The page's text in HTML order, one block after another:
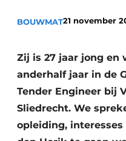
Duurzaamheid &
BOUWMAT21 november
Zij is 27 jaar jong en
anderhalf jaar in de
Tender Engineer bij
Sliedrecht. We
opleiding,